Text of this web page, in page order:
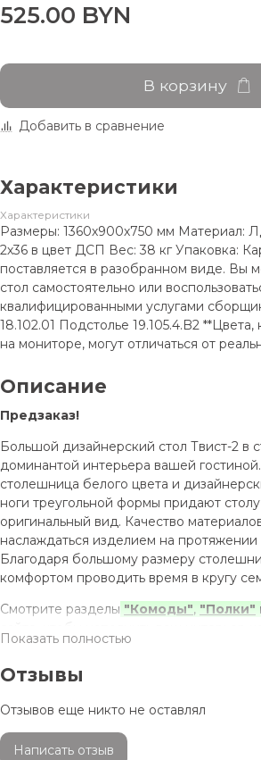
525.00 BYN
В корзину
Добавить в сравнение
Характеристики
Характеристики
Размеры: 1360х900х750 мм Материал: ЛДСП (36 мм) Кромка
2х36 в цвет ДСП Вес: 38 кг Упаковка: Картон Изделие
поставляется в разобранном виде. Вы
стол самостоятельно или
квалифицированными услугами сборщиков.
18.102.01 Подстолье 19.105.4.B2 **Цвета, которые вы видите
на мониторе, могут отличаться от
Описание
Предзаказ!
Большой дизайнерский стол Твист-2 в
доминантой интерьера вашей
столешница белого цвета и
ноги треугольной формы придают
оригинальный вид. Качество
наслаждаться изделием на протяжении
Благодаря большому размеру
комфортом проводить время в кругу
Смотрите разделы "Комоды", "Полки"
недорогой мебелью в этом же стиле.
Показать полностью
Отзывы
Отзывов еще никто не оставлял
Написать отзыв